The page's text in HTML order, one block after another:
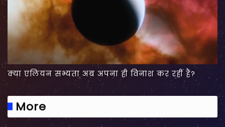
क्या एलियन सभ्यता अब अपना ही विनाश कर रहीं हैं?
More